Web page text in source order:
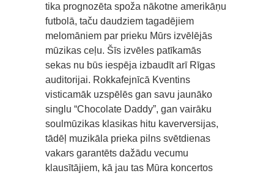
tika prognozēta spoža nākotne amerikāņu
futbolā, taču daudziem tagadējiem
melomāniem par prieku Mūrs izvēlējās
mūzikas ceļu. Šīs izvēles patīkamās
sekas nu būs iespēja izbaudīt arī Rīgas
auditorijai. Rokkafejnīcā Kventins
visticamāk uzspēlēs gan savu jaunāko
singlu “Chocolate Daddy”, gan vairāku
soulmūzikas klasikas hitu kaverversijas,
tādēļ muzikāla prieka pilns svētdienas
vakars garantēts dažādu vecumu
klausītājiem, kā jau tas Mūra koncertos